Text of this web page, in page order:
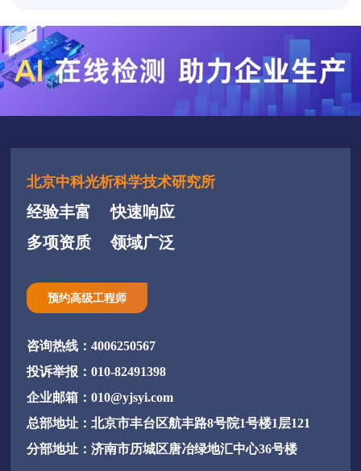
北京中科光析科学技术研究所
经验丰富
快速响应
多项资质
领域广泛
预约高级工程师
咨询热线：4006250567
投诉举报：010-82491398
企业邮箱：010@yjsyi.com
总部地址：北京市丰台区航丰路8号院1号楼1层121
分部地址：济南市历城区唐冶绿地汇中心36号楼